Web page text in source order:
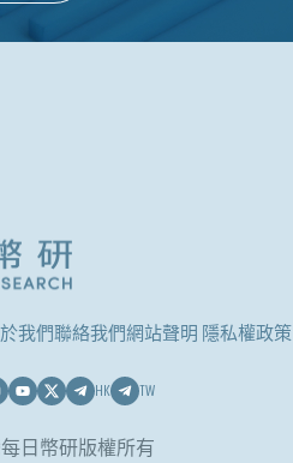
我們聯絡我們網站聲明 隱私權政策
HK TW
日幣研版權所有